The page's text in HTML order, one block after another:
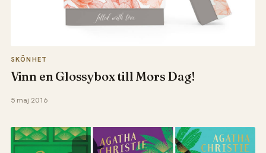
SKÖNHET
Vinn en Glossybox till Mors Dag!
5 maj 2016